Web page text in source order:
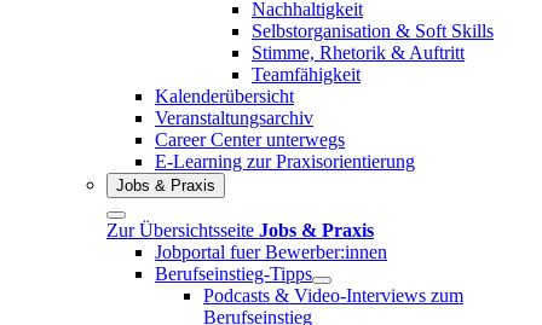
Nachhaltigkeit
Selbstorganisation & Soft Skills
Stimme, Rhetorik & Auftritt
Teamfähigkeit
Kalenderübersicht
Veranstaltungsarchiv
Career Center unterwegs
E-Learning zur Praxisorientierung
Jobs & Praxis
Zur Übersichtsseite Jobs & Praxis
Jobportal fuer Bewerber:innen
Berufseinstieg-Tipps
Podcasts & Video-Interviews zum
Berufseinstieg